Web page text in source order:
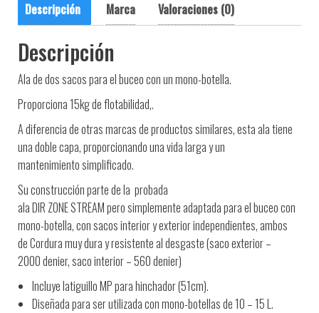
Descripción Marca Valoraciones (0)
Descripción
Ala de dos sacos para el buceo con un mono-botella.
Proporciona 15kg de flotabilidad,.
A diferencia de otras marcas de productos similares, esta ala tiene
una doble capa, proporcionando una vida larga y un
mantenimiento simplificado.
Su construcción parte de la probada
ala DIR ZONE STREAM pero simplemente adaptada para el buceo con
mono-botella,con sacos interior y exterior independientes, ambos
de Cordura muy dura y resistente al desgaste (saco exterior –
2000 denier, saco interior – 560 denier)
Incluye latiguillo MP para hinchador (51cm).
Diseñada para ser utilizada con mono-botellas de 10 – 15 L.